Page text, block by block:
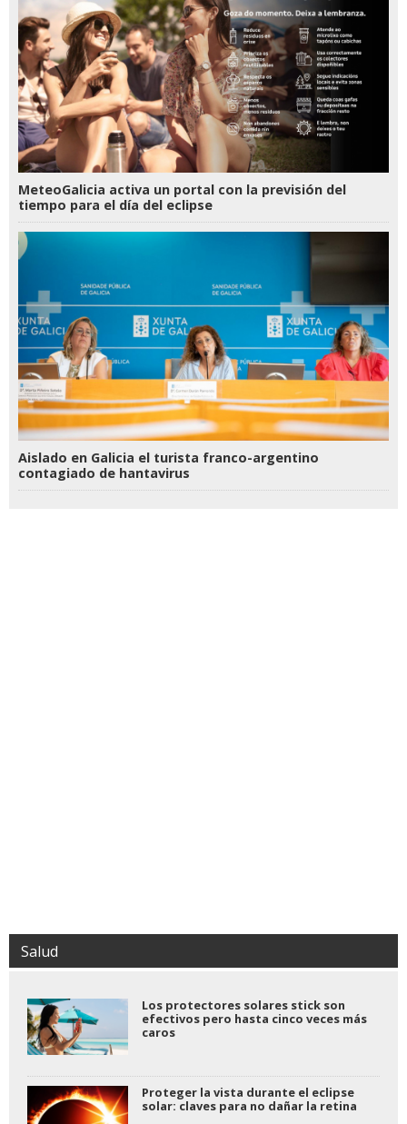
MeteoGalicia activa un portal con la previsión del
tiempo para el día del eclipse
Aislado en Galicia el turista franco-argentino
contagiado de hantavirus
Salud
Los protectores solares stick son
efectivos pero hasta cinco veces más
caros
Proteger la vista durante el eclipse
solar: claves para no dañar la retina